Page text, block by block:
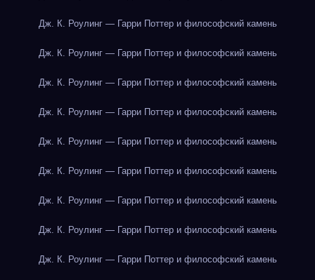
Дж. К. Роулинг — Гарри Поттер и философский камень
Дж. К. Роулинг — Гарри Поттер и философский камень
Дж. К. Роулинг — Гарри Поттер и философский камень
Дж. К. Роулинг — Гарри Поттер и философский камень
Дж. К. Роулинг — Гарри Поттер и философский камень
Дж. К. Роулинг — Гарри Поттер и философский камень
Дж. К. Роулинг — Гарри Поттер и философский камень
Дж. К. Роулинг — Гарри Поттер и философский камень
Дж. К. Роулинг — Гарри Поттер и философский камень